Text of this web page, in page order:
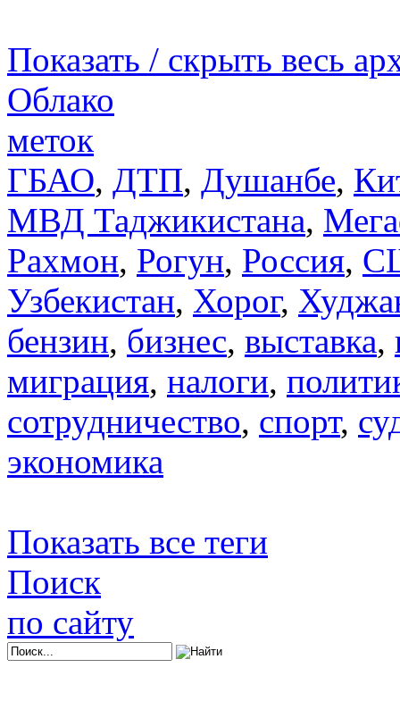
Показать / скрыть весь
Облако
меток
ГБАО, ДТП, Душанбе,
МВД Таджикистана,
Рахмон, Рогун, Россия,
Узбекистан, Хорог,
бензин, бизнес, выставка,
миграция, налоги,
сотрудничество, спорт,
экономика
Показать все теги
Поиск
по сайту